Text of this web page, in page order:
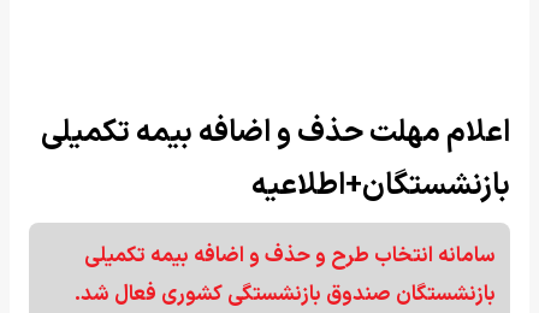
اعلام مهلت حذف و اضافه بیمه تکمیلی
بازنشستگان+اطلاعیه
سامانه انتخاب طرح و حذف و اضافه بیمه تکمیلی
بازنشستگان صندوق بازنشستگی کشوری فعال شد.